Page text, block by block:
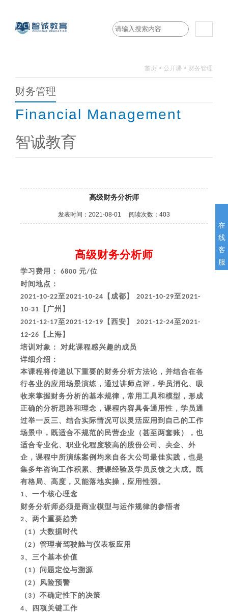
首页 > 公开课 > 财务管理
财务管理
Financial Management
智诚教育
高级财务分析师
发表时间： 2021-08-01 阅读次数： 403
高级财务分析师
学习费用： 6800 元/位
时间地点：
2021-10-22至2021-10-24 【成都】 2021-10-29至2021-
10-31 【广州】
2021-12-17至2021-12-19 【西安】 2021-12-24至2021-
12-26 【上海】
培训对象：
对此课程感兴趣的成员
详细介绍：
本课程将传递以下重要的财务分析方法论，并结合在各
行各业的应用场景演练，通过讲师点评，学员消化、吸
收来掌握财务分析的基本规律，常用工具和模型，形成
正确的分析思路和理念，课程内容具备通用性，学员通
过举一反三、结合实际情况可以灵活应用到自己的工作
场景中，既适合不规范的民营企业（甚至两套账），也
适合专业化、职业化程度较高的股份公司、央企、外
企，课程中所演练案例均来自各大公司最佳实践，也是
集多年咨询工作积累、授课经验及学员反馈之大成。既
有格局、高度，又能落地实操，应用性强。
1、一个核心理念
财务分析师必须是商业模型与运作规律的参悟者
2、两个重要趋势
（ 1 ）大数据时代
（2 ）管理者驾驶舱与仪表板应用
3、三个基本价值
（ 1 ）问题定位与溯源
（2 ）风险预警
（ 3 ）不确定性下的决策
4、四项关键工作
在
线
客
服